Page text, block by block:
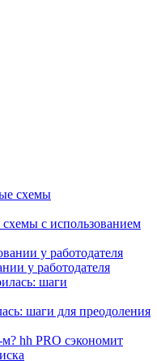
с использованием
у работодателя
шаги для преодоления